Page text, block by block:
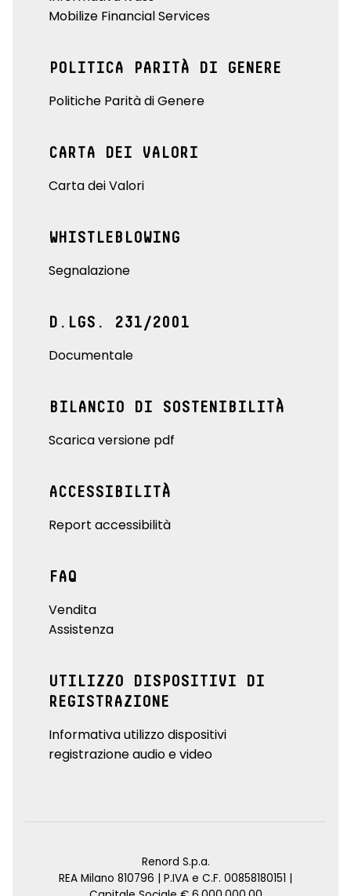
Mobilize Financial Services
POLITICA PARITÀ DI GENERE
Politiche Parità di Genere
CARTA DEI VALORI
Carta dei Valori
WHISTLEBLOWING
Segnalazione
D.LGS. 231/2001
Documentale
BILANCIO DI SOSTENIBILITÀ
Scarica versione pdf
ACCESSIBILITÀ
Report accessibilità
FAQ
Vendita
Assistenza
UTILIZZO DISPOSITIVI DI
REGISTRAZIONE
Informativa utilizzo dispositivi
registrazione audio e video
Renord S.p.a.
REA Milano 810796 | P.IVA e C.F. 00858180151 |